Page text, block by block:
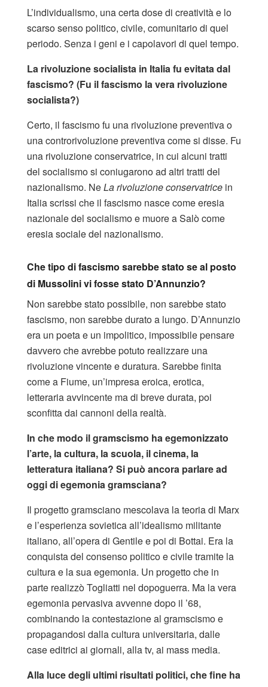
L’individualismo, una certa dose di creatività e lo
scarso senso politico, civile, comunitario di quel
periodo. Senza i geni e i capolavori di quel tempo.
La rivoluzione socialista in Italia fu evitata dal
fascismo? (Fu il fascismo la vera rivoluzione
socialista?)
Certo, il fascismo fu una rivoluzione preventiva o
una controrivoluzione preventiva come si disse. Fu
una rivoluzione conservatrice, in cui alcuni tratti
del socialismo si coniugarono ad altri tratti del
nazionalismo. NeLa rivoluzione conservatrice in
Italia scrissi che il fascismo nasce come eresia
nazionale del socialismo e muore a Salò come
eresia sociale del nazionalismo.
Che tipo di fascismo sarebbe stato se al posto
di Mussolini vi fosse stato D’Annunzio?
Non sarebbe stato possibile, non sarebbe stato
fascismo, non sarebbe durato a lungo. D’Annunzio
era un poeta e un impolitico, impossibile pensare
davvero che avrebbe potuto realizzare una
rivoluzione vincente e duratura. Sarebbe finita
come a Fiume, un’impresa eroica, erotica,
letteraria avvincente ma di breve durata, poi
sconfitta dai cannoni della realtà.
In che modo il gramscismo ha egemonizzato
l’arte, la cultura, la scuola, il cinema, la
letteratura italiana? Si può ancora parlare ad
oggi di egemonia gramsciana?
Il progetto gramsciano mescolava la teoria di Marx
e l’esperienza sovietica all’idealismo militante
italiano, all’opera di Gentile e poi di Bottai. Era la
conquista del consenso politico e civile tramite la
cultura e la sua egemonia. Un progetto che in
parte realizzò Togliatti nel dopoguerra. Ma la vera
egemonia pervasiva avvenne dopo il ’68,
combinando la contestazione al gramscismo e
propagandosi dalla cultura universitaria, dalle
case editrici ai giornali, alla tv, ai mass media.
Alla luce degli ultimi risultati politici, che fine ha